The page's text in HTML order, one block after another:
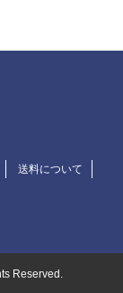
送料について
Reserved.